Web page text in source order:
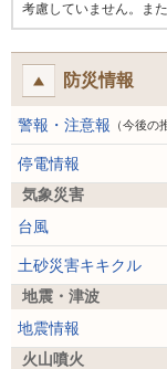
考慮していません。ま
防災情報
警報・注意報 （今後の
停電情報
気象災害
台風
土砂災害キキクル
地震・津波
地震情報
火山噴火